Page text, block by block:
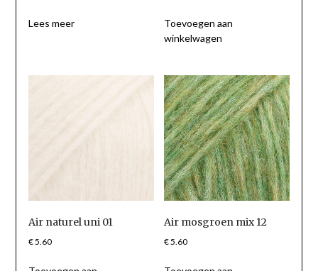
Lees meer
Toevoegen aan
winkelwagen
Air naturel uni 01
€5.60
Air mosgroen mix 12
€5.60